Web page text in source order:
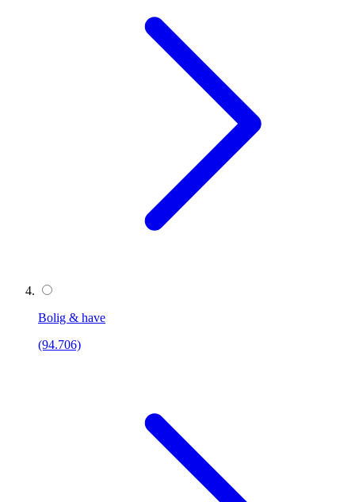
Bolig & have
(94.706)